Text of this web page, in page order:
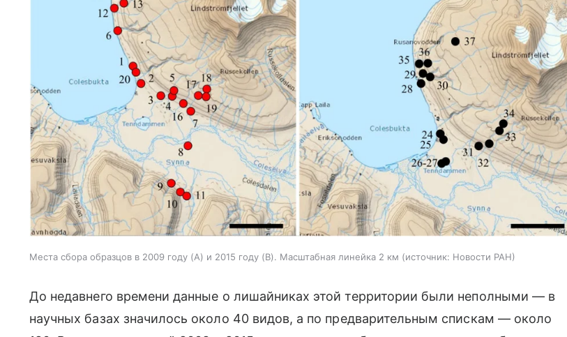
Места сбора образцов в 2009 году (A) и 2015 году (B). Масштабная линейка 2 км источник: Новости РАН
До недавнего времени данные о лишайниках этой территории были неполными — в
научных базах значилось около 40 видов, а по предварительным спискам — около